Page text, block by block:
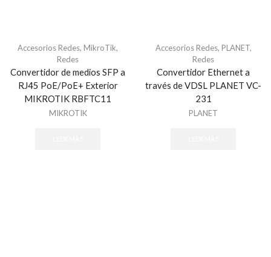
Accesorios Redes, MikroTik,
Redes
Convertidor de medios SFP a
RJ45 PoE/PoE+ Exterior
MIKROTIK RBFTC11
MIKROTIK
Accesorios Redes, PLANET,
Redes
Convertidor Ethernet a
través de VDSL PLANET VC-
231
PLANET